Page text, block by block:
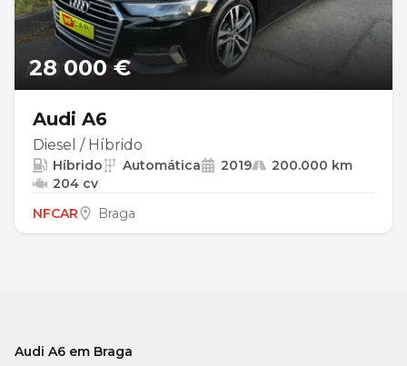
28 000 €
Audi A6
Diesel / Híbrido
Híbrido Automática 2019
200.000 km
204 cv
NFCAR
Braga
Audi A6 em Braga